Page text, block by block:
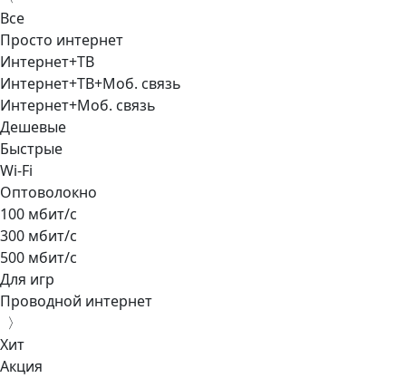
Все
Просто интернет
Интернет+ТВ
Интернет+ТВ+Моб. связь
Интернет+Моб. связь
Дешевые
Быстрые
Wi-Fi
Оптоволокно
100 мбит/с
300 мбит/с
500 мбит/с
Для игр
Проводной интернет
〉
Хит
Акция